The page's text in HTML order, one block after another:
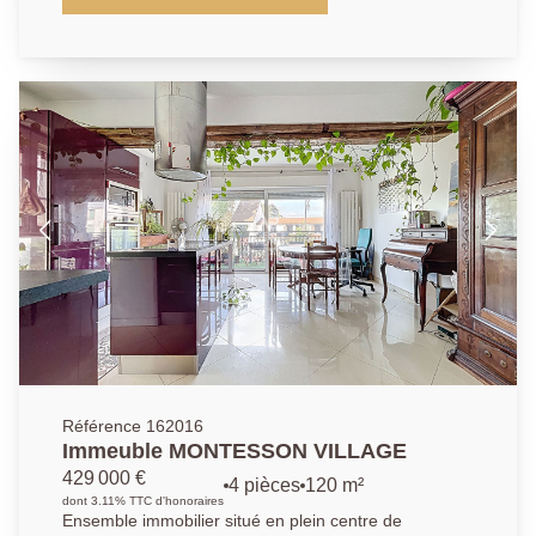
53.58m². Profitez d'un emplacement privilégié, à
parfaitement entretenue et appréciée pour son calme
et sa qualité de vie. Il se compose d'un grand séjour
lumineux avec une cuisine américaine aménagée (le
tout faisant 31.9m²), ouvrant sur un balcon terrasse
de 9m². La partie nuit se compose d'une chambre de
9.5m² donnant sur les jardins de la résidence, d'une
salle de bains et d'un wc indépendant. Une place de
parking en sous-sol et une cave complètent ce bien.
Possibilité d'acquerir un box équipé d'une borne
électrique au sous-sol de la résidence. Une
opportunité à saisir dans l'un des quartiers les plus
prisé de Chatou.
Référence 162016
Immeuble MONTESSON VILLAGE
429 000 €
dont 3.11% TTC d'honoraires
4 pièces 120 m²
Ensemble immobilier situé en plein centre de